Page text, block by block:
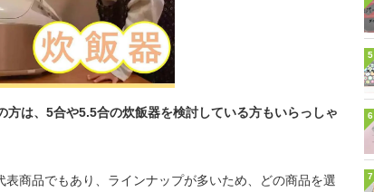
は、5合や5.5合の炊飯器を検討している方もいらっしゃ
商品でもあり、ラインナップが多いため、どの商品を選
5
6
7